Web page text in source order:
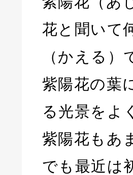
花と聞いて
（かえる）
紫陽花の葉
る光景をよ
紫陽花もあ
でも最近は